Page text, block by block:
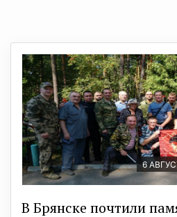
6
В Брянске почтили